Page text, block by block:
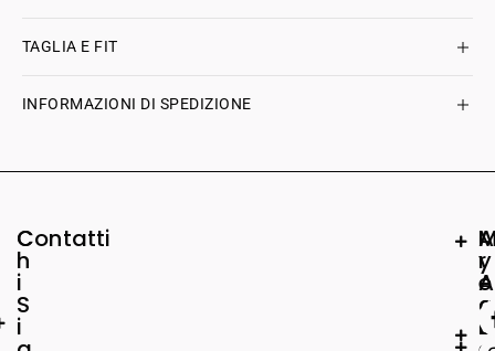
TAGLIA E FIT
INFORMAZIONI DI SPEDIZIONE
C
h
i
S
i
Contatti A
r
e
a
L
y
A
c
c